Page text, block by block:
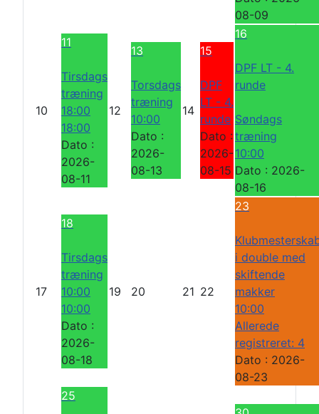
08-09
10
11
Tirsdags
træning
18:00
18:00
Dato :
2026-
08-11
12
13
Torsdags
træning
10:00
Dato :
2026-
08-13
14
15
DPF
LT - 4.
runde
Dato :
2026-
08-15
16
DPF LT - 4.
runde
Søndags
træning
10:00
Dato : 2026-
08-16
17
18
Tirsdags
træning
10:00
10:00
Dato :
2026-
08-18
19 20 21 22
23
i double med
skiftende
makker
10:00
Allerede
registreret: 4
Dato : 2026-
08-23
25